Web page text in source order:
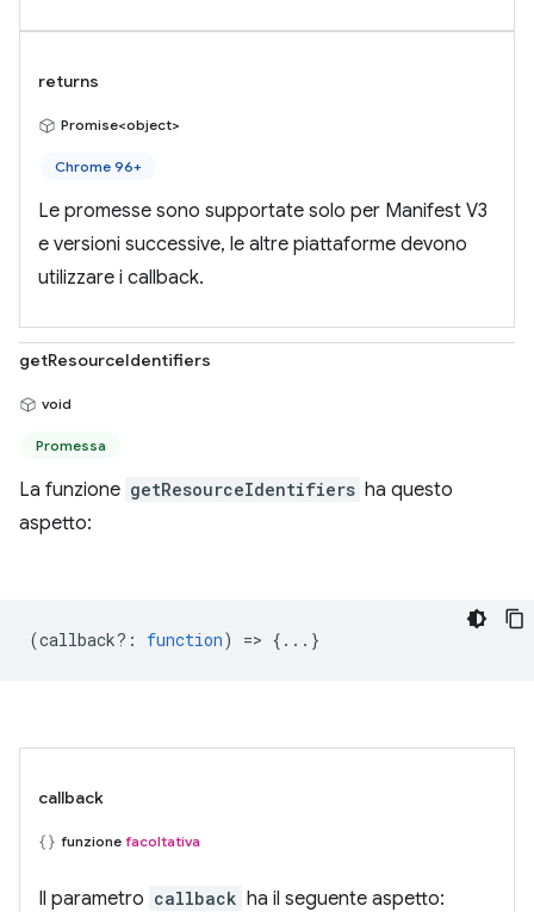
returns
Promise<object>
Chrome 96+
Le promesse sono supportate solo per Manifest V3
e versioni successive, le altre piattaforme devono
utilizzare i callback.
getResourceIdentifiers
void
Promessa
La funzione getResourceIdentifiers ha questo
aspetto:
(callback? : function) => {...}
callback
funzione facoltativa
Il parametro callback ha il seguente aspetto: